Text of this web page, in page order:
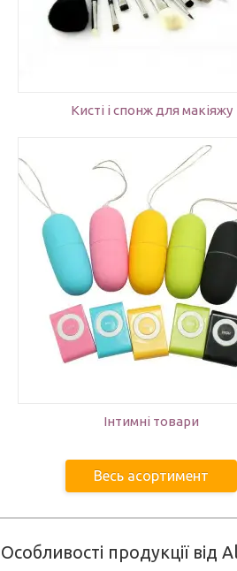
Кисті і спонж для макіяжу
Інтимні товари
Зарядні пристрої для будь-
моделей ноутбуків Asus —
блоки живлення від
виробника. Наявність можна
по телефону.
Весь асортимент
Особливості продукції від